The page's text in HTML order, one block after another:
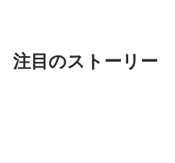
注目のストーリー